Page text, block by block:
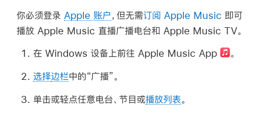
你必须登录 Apple 账户，但无需订阅 Apple Music 即可
播放 Apple Music 直播广播电台和 Apple Music TV。
在 Windows 设备上前往 Apple Music App 。
选择边栏中的“广播”。
单击或轻点任意电台、节目或播放列表。